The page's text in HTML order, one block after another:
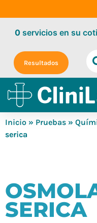
0servicios en su
Resultados
Inicio » Pruebas »
serica
SERICA